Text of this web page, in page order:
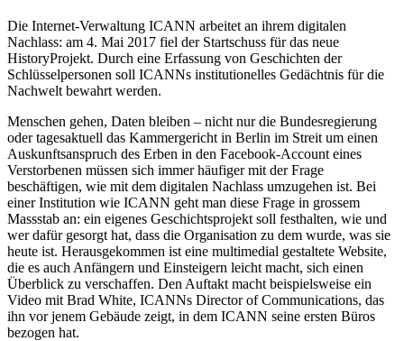
Die Internet-Verwaltung ICANN arbeitet an ihrem digitalen
Nachlass: am 4. Mai 2017 fiel der Startschuss für das neue
HistoryProjekt. Durch eine Erfassung von Geschichten der
Schlüsselpersonen soll ICANNs institutionelles Gedächtnis für die
Nachwelt bewahrt werden.
Menschen gehen, Daten bleiben – nicht nur die Bundesregierung
oder tagesaktuell das Kammergericht in Berlin im Streit um einen
Auskunftsanspruch des Erben in den Facebook-Account eines
Verstorbenen müssen sich immer häufiger mit der Frage
beschäftigen, wie mit dem digitalen Nachlass umzugehen ist. Bei
einer Institution wie ICANN geht man diese Frage in grossem
Massstab an: ein eigenes Geschichtsprojekt soll festhalten, wie und
wer dafür gesorgt hat, dass die Organisation zu dem wurde, was sie
heute ist. Herausgekommen ist eine multimedial gestaltete Website,
die es auch Anfängern und Einsteigern leicht macht, sich einen
Überblick zu verschaffen. Den Auftakt macht beispielsweise ein
Video mit Brad White, ICANNs Director of Communications, das
ihn vor jenem Gebäude zeigt, in dem ICANN seine ersten Büros
bezogen hat.